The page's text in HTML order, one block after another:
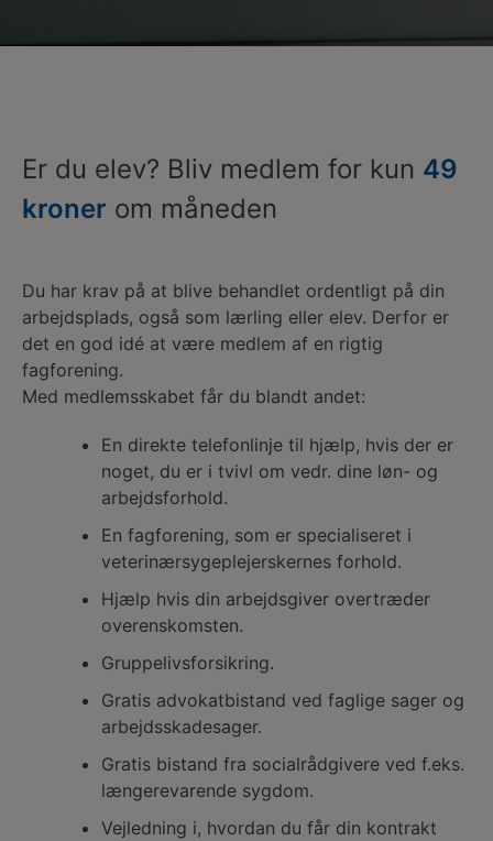
Er du elev? Bliv medlem for kun 49
kroner om måneden
Du har krav på at blive behandlet ordentligt på din
arbejdsplads, også som lærling eller elev. Derfor er
det en god idé at være medlem af en rigtig
fagforening.
Med medlemsskabet får du blandt andet:
En direkte telefonlinje til hjælp, hvis der er
noget, du er i tvivl om vedr. dine løn- og
arbejdsforhold.
En fagforening, som er specialiseret i
veterinærsygeplejerskernes forhold.
Hjælp hvis din arbejdsgiver overtræder
overenskomsten.
Gruppelivsforsikring.
Gratis advokatbistand ved faglige sager og
arbejdsskadesager.
Gratis bistand fra socialrådgivere ved f.eks.
længerevarende sygdom.
Vejledning i, hvordan du får din kontrakt